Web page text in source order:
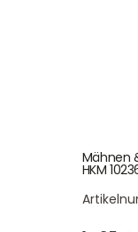
Mähnen
HKM